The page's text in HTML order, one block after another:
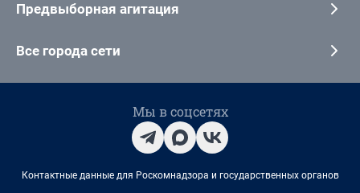
Предвыборная агитация
Все города сети
Мы в соцсетях
Контактные данные для Роскомнадзора и государственных органов